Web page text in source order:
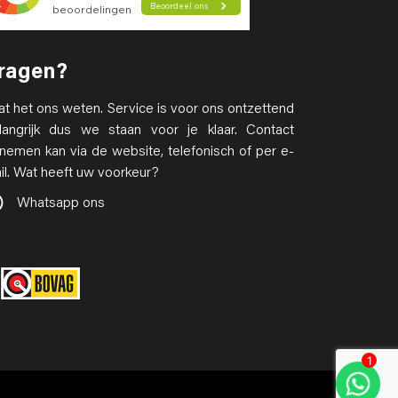
het ons weten. Service is voor ons ontzettend
dus we staan voor je klaar. Contact
kan via de website, telefonisch of per e-
Wat heeft uw voorkeur?
Whatsapp ons
1